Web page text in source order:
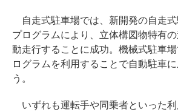
自走式駐車場では、新開発の自走式
プログラムにより、立体構図物特有
動走行することに成功。機械式駐車
ログラムを利用することで自動駐車
う。
いずれも運転手や同乗者といった利